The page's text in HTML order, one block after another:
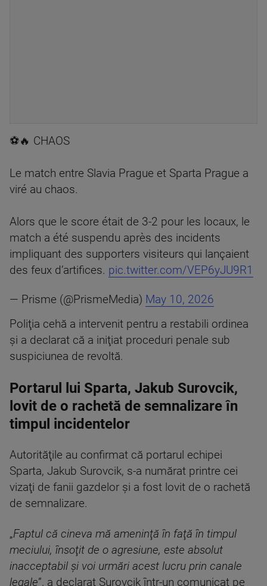
⚽🔥 CHAOS
Le match entre Slavia Prague et Sparta Prague a
viré au chaos.
Alors que le score était de 3-2 pour les locaux, le
match a été suspendu après des incidents
impliquant des supporters visiteurs qui lançaient
des feux d’artifices. pic.twitter.com/VEP6yJU9R1
— Prisme (@PrismeMedia) May 10, 2026
Poliţia cehă a intervenit pentru a restabili ordinea
şi a declarat că a iniţiat proceduri penale sub
suspiciunea de revoltă.
Portarul lui Sparta, Jakub Surovcik,
lovit de o rachetă de semnalizare în
timpul incidentelor
Autorităţile au confirmat că portarul echipei
Sparta, Jakub Surovcik, s-a numărat printre cei
vizaţi de fanii gazdelor şi a fost lovit de o rachetă
de semnalizare.
„Faptul că cineva mă ameninţă în faţă în timpul
meciului, însoţit de o agresiune, este absolut
inacceptabil şi voi urmări acest lucru prin canale
legale”, a declarat Surovcik într-un comunicat pe